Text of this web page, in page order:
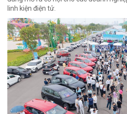
linh kiện điện tử.